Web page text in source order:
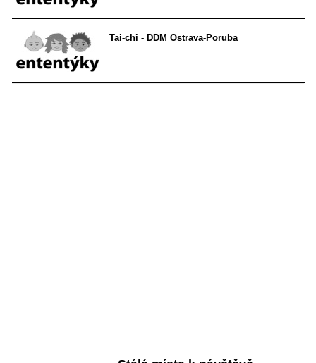
Tai-chi - DDM Ostrava-Poruba